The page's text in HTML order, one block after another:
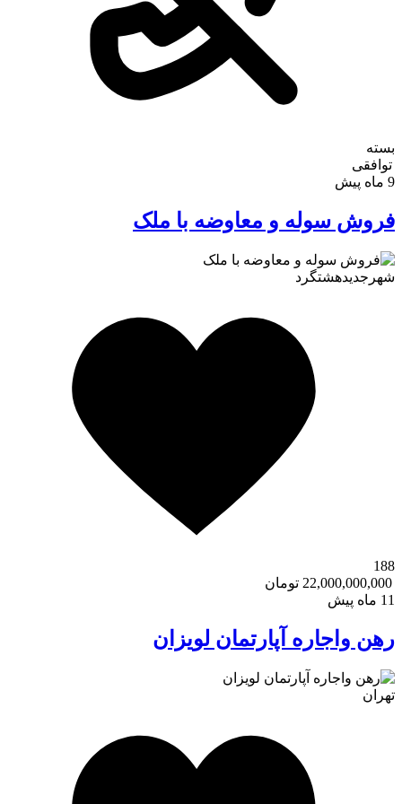
بسته
توافقی
فروش سوله و معاوضه با ملک
شهرجدیدهشتگرد
188
22,000,000,000 تومان
11 ماه پیش
رهن واجاره آپارتمان لویزان
تهران